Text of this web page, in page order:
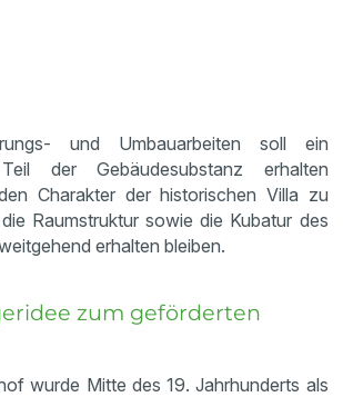
und Umbauarbeiten soll ein
der Gebäudesubstanz erhalten
Charakter der historischen Villa zu
Raumstruktur sowie die Kubatur des
erhalten bleiben.
zum geförderten
wurde Mitte des 19. Jahrhunderts als